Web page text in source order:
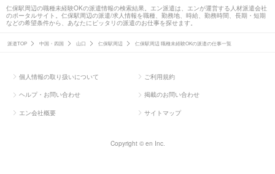
仁保駅周辺の職種未経験OKの派遣情報の検索結果。エン派遣は、エンが運営する人材派遣会社
のポータルサイト。仁保駅周辺の派遣/求人情報を職種、勤務地、時給、勤務時間、長期・短期
などの希望条件から、あなたにピッタリの派遣のお仕事を探せます。
派遣TOP 中国・四国 山口 仁保駅周辺 仁保駅周辺 職種未経験OKの派遣の仕事一覧
個人情報の取り扱いについて ご利用規約
ヘルプ・お問い合わせ 掲載のお問い合わせ
エン会社概要 サイトマップ
Copyright © en Inc.